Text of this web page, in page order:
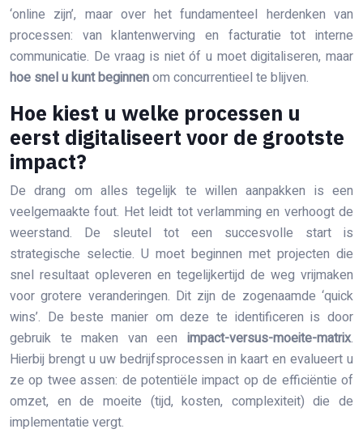
‘online zijn’, maar over het fundamenteel herdenken van
processen: van klantenwerving en facturatie tot interne
communicatie. De vraag is niet óf u moet digitaliseren, maar
hoe snel u kunt beginnenom concurrentieel te blijven.
Hoe kiest u welke processen u
eerst digitaliseert voor de grootste
impact?
De drang om alles tegelijk te willen aanpakken is een
veelgemaakte fout. Het leidt tot verlamming en verhoogt de
weerstand. De sleutel tot een succesvolle start is
strategische selectie. U moet beginnen met projecten die
snel resultaat opleveren en tegelijkertijd de weg vrijmaken
voor grotere veranderingen. Dit zijn de zogenaamde ‘quick
wins’. De beste manier om deze te identificeren is door
gebruik te maken van een impact-versus-moeite-matrix.
Hierbij brengt u uw bedrijfsprocessen in kaart en evalueert u
ze op twee assen: de potentiële impact op de efficiëntie of
omzet, en de moeite (tijd, kosten, complexiteit) die de
implementatie vergt.